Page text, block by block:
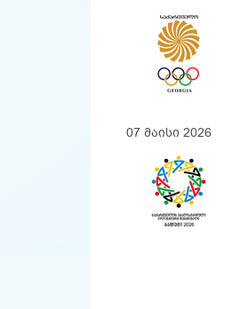
07 მაისი 2026